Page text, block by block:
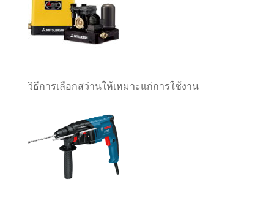
วิธีการเลือกสว่านให้เหมาะแก่การใช้งาน